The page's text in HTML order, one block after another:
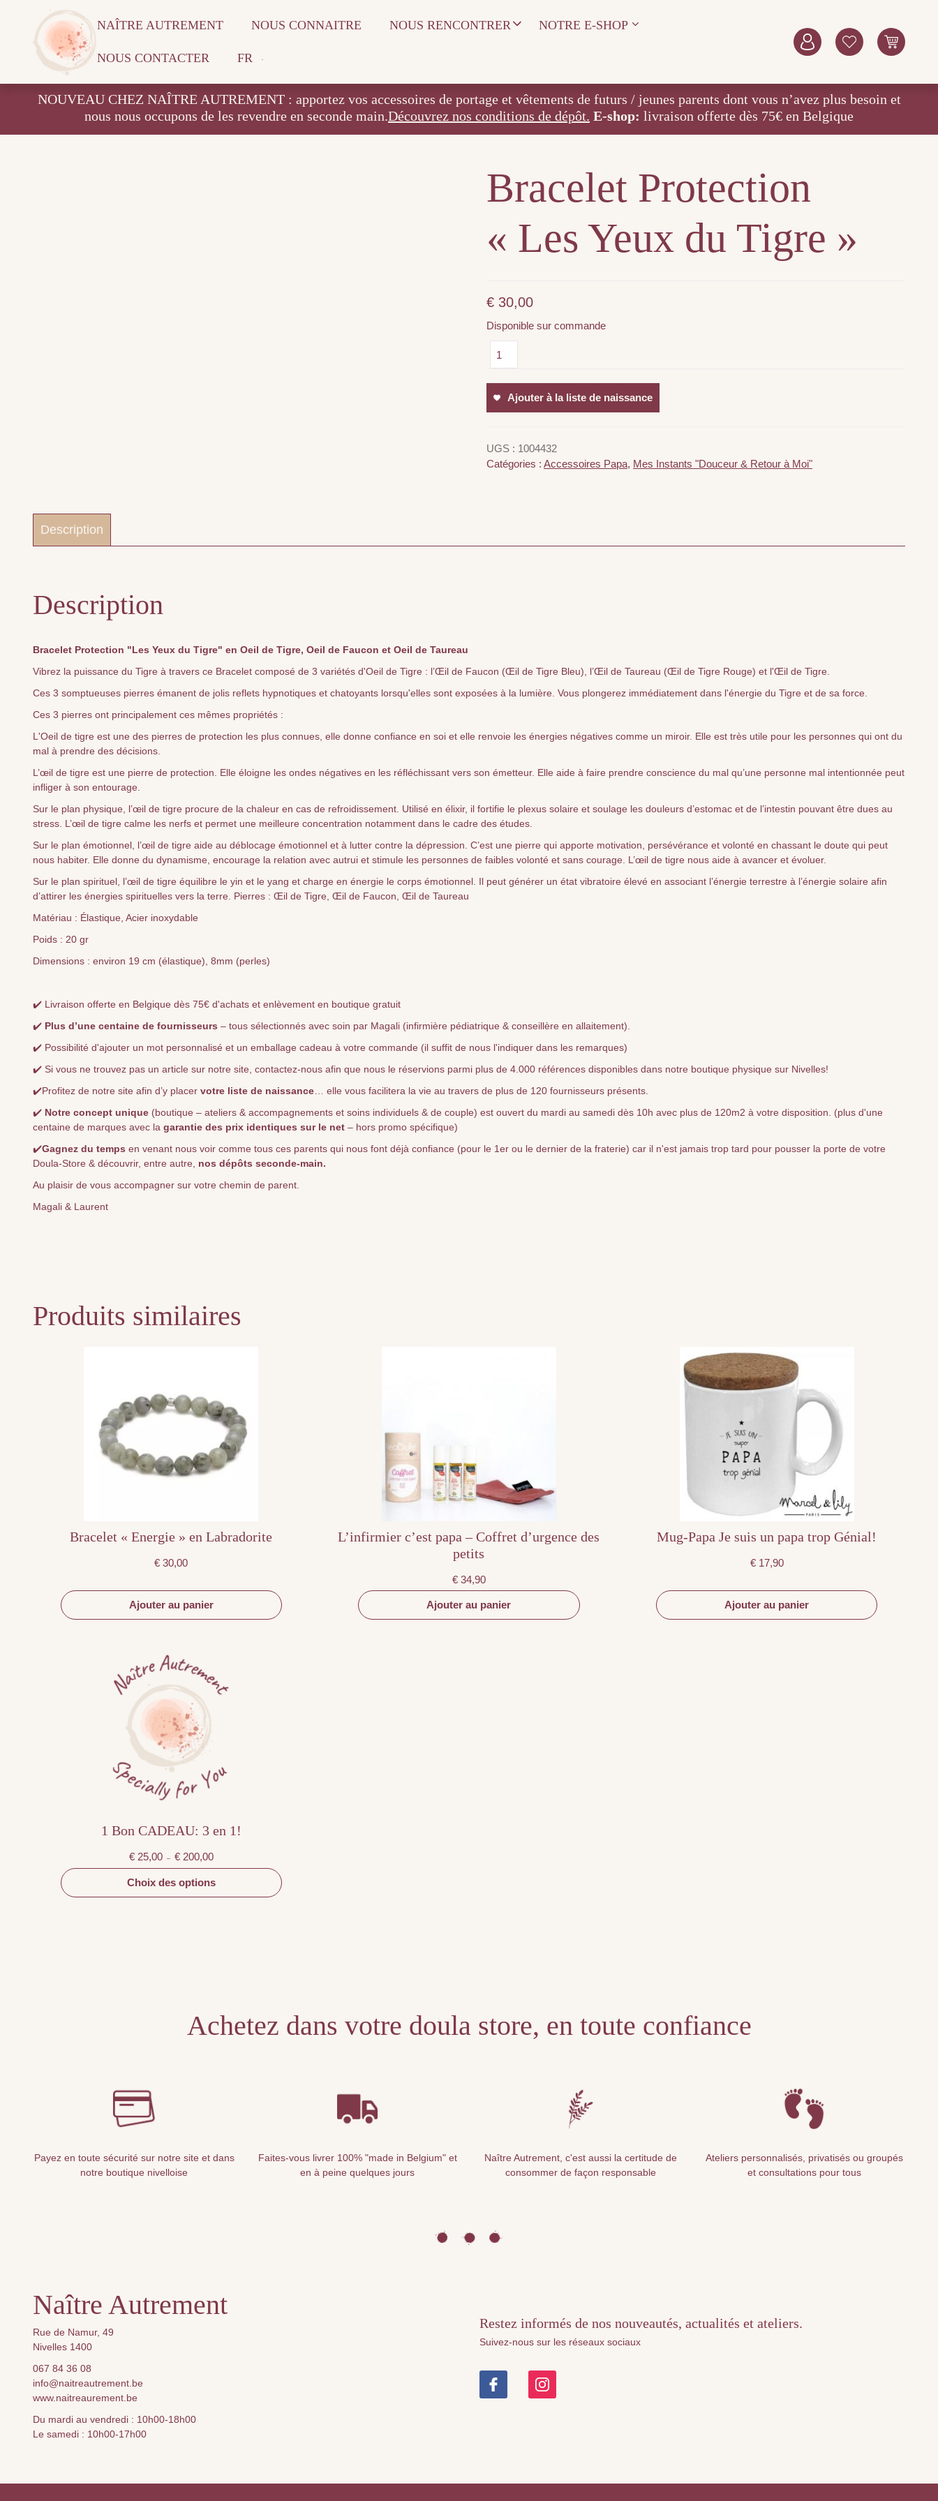
NAÎTRE AUTREMENT NOUS CONNAITRE NOUS RENCONTRER NOTRE E-SHOP
NOUS CONTACTER FR
NOUVEAU CHEZ NAÎTRE AUTREMENT : apportez vos accessoires de portage et vêtements de futurs / jeunes parents dont vous n’avez plus besoin et
nous nous occupons de les revendre en seconde main.Découvrez nos conditions de dépôt. E-shop: livraison offerte dès 75€ en Belgique
Bracelet Protection
« Les Yeux du Tigre »
€ 30,00
Ajouter à la liste de naissance
Disponible sur commande
UGS : 1004432
Catégories : Accessoires Papa, Mes Instants "Douceur & Retour à Moi"
Description
Description
Bracelet Protection "Les Yeux du Tigre" en Oeil de Tigre, Oeil de Faucon et Oeil de Taureau
Vibrez la puissance du Tigre à travers ce Bracelet composé de 3 variétés d'Oeil de Tigre : l’Œil de Faucon (Œil de Tigre Bleu), l’Œil de Taureau (Œil de Tigre Rouge) et l'Œil de Tigre.
Ces 3 somptueuses pierres émanent de jolis reflets hypnotiques et chatoyants lorsqu'elles sont exposées à la lumière. Vous plongerez immédiatement dans l'énergie du Tigre et de sa force.
Ces 3 pierres ont principalement ces mêmes propriétés :
L'Oeil de tigre est une des pierres de protection les plus connues, elle donne confiance en soi et elle renvoie les énergies négatives comme un miroir. Elle est très utile pour les personnes qui ont du
mal à prendre des décisions.
L’œil de tigre est une pierre de protection. Elle éloigne les ondes négatives en les réfléchissant vers son émetteur. Elle aide à faire prendre conscience du mal qu’une personne mal intentionnée peut
infliger à son entourage.
Sur le plan physique, l’œil de tigre procure de la chaleur en cas de refroidissement. Utilisé en élixir, il fortifie le plexus solaire et soulage les douleurs d’estomac et de l’intestin pouvant être dues au
stress. L’œil de tigre calme les nerfs et permet une meilleure concentration notamment dans le cadre des études.
Sur le plan émotionnel, l’œil de tigre aide au déblocage émotionnel et à lutter contre la dépression. C’est une pierre qui apporte motivation, persévérance et volonté en chassant le doute qui peut
nous habiter. Elle donne du dynamisme, encourage la relation avec autrui et stimule les personnes de faibles volonté et sans courage. L’œil de tigre nous aide à avancer et évoluer.
Sur le plan spirituel, l’œil de tigre équilibre le yin et le yang et charge en énergie le corps émotionnel. Il peut générer un état vibratoire élevé en associant l’énergie terrestre à l’énergie solaire afin
d’attirer les énergies spirituelles vers la terre. Pierres : Œil de Tigre, Œil de Faucon, Œil de Taureau
Matériau : Élastique, Acier inoxydable
Poids : 20 gr
Dimensions : environ 19 cm (élastique), 8mm (perles)
✔️ Livraison offerte en Belgique dès 75€ d'achats et enlèvement en boutique gratuit
✔️ Plus d’une centaine de fournisseurs – tous sélectionnés avec soin par Magali (infirmière pédiatrique & conseillère en allaitement).
✔️ Possibilité d'ajouter un mot personnalisé et un emballage cadeau à votre commande (il suffit de nous l'indiquer dans les remarques)
✔️ Si vous ne trouvez pas un article sur notre site, contactez-nous afin que nous le réservions parmi plus de 4.000 références disponibles dans notre boutique physique sur Nivelles!
✔️Profitez de notre site afin d’y placer votre liste de naissance … elle vous facilitera la vie au travers de plus de 120 fournisseurs présents.
✔️ Notre concept unique (boutique – ateliers & accompagnements et soins individuels & de couple) est ouvert du mardi au samedi dès 10h avec plus de 120m2 à votre disposition. (plus d'une
centaine de marques avec la garantie des prix identiques sur le net – hors promo spécifique)
✔️Gagnez du temps en venant nous voir comme tous ces parents qui nous font déjà confiance (pour le 1er ou le dernier de la fraterie) car il n'est jamais trop tard pour pousser la porte de votre
Doula-Store & découvrir, entre autre, nos dépôts seconde-main.
Au plaisir de vous accompagner sur votre chemin de parent.
Magali & Laurent
Produits similaires
Bracelet « Energie » en Labradorite
€ 30,00
Ajouter au panier
L’infirmier c’est papa – Coffret d’urgence des
petits
€34,90
Ajouter au panier
Mug-Papa Je suis un papa trop Génial!
€17,90
Ajouter au panier
1 Bon CADEAU: 3 en 1!
€25,00 – €200,00Plage
de
prix :
à
Choix des options
a
plusieurs
variations.
options
peuvent
être
choisies
sur
la
page
produit
Achetez dans votre doula store, en toute confiance
Payez en toute sécurité sur notre site et dans
notre boutique nivelloise
Faites-vous livrer 100% "made in Belgium" et
en à peine quelques jours
Naître Autrement, c'est aussi la certitude de
consommer de façon responsable
Ateliers personnalisés, privatisés ou groupés
et consultations pour tous
Naître Autrement
Rue de Namur, 49
Nivelles 1400
067 84 36 08
info@naitreautrement.be
www.naitreaurement.be
Du mardi au vendredi : 10h00-18h00
Le samedi : 10h00-17h00
Restez informés de nos nouveautés, actualités et ateliers.
Suivez-nous sur les réseaux sociaux